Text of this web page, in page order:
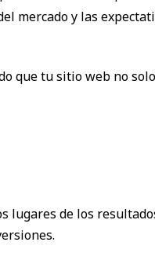
mercado y las
que tu sitio web no solo
lugares de los